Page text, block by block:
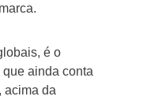
é o
que ainda conta
acima da